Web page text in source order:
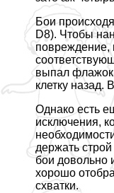
Бои
D8). Чтобы
повреждение,
выпал флажок,
клетку назад.
Однако есть
исключения,
держать
бои довольно
хорошо
схватки.